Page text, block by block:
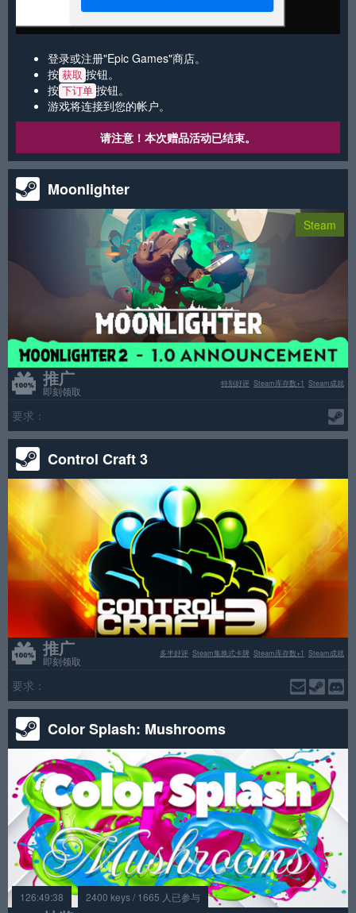
登录或注册"Epic Games"商店。
按 获取 按钮。
按 下订单 按钮。
游戏将连接到您的帐户。
请注意！本次赠品活动已结束。
Moonlighter
Steam
推广
即刻领取
Steam成就
Steam库存数+1
特别好评
要求：
Control Craft 3
推广
即刻领取
Steam成就
Steam库存数+1
Steam集换式卡牌
多半好评
要求：
Color Splash: Mushrooms
126:49:38 2400 keys / 1665 人已参与